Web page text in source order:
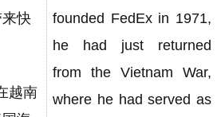
快
越南
founded FedEx in 1971,
he had just returned
from the Vietnam War,
where he had served as